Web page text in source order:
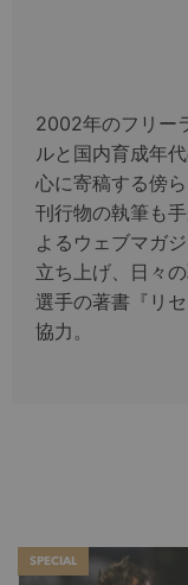
2002年のフリー
ルと国内育成年
心に寄稿する傍
刊行物の執筆も
よるウェブマガ
立ち上げ、日々
選手の著書『リ
協力。
SPECIAL